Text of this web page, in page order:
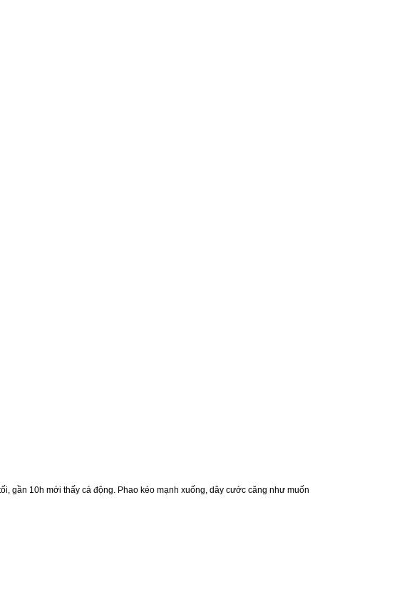
gần 10h mới thấy cá động. Phao kéo mạnh xuống, dây cước căng như muốn